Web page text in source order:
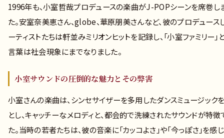
1996年も、小室哲哉プロデュースの楽曲がJ-POPシーンを席巻し
た。安室奈美恵さん、globe、華原朋美さんなど、彼のプロデュース
ーティストたちは軒並みミリオンヒットを記録し、「小室ファミリー」
言葉は社会現象にまでなりました。
小室サウンドの圧倒的な魅力とその弊害
小室さんの楽曲は、シンセサイザーを多用したダンスミュージック
とし、キャッチーなメロディと、都会的で洗練されたサウンドが特徴
た。当時の若者たちは、彼の音楽に「カッコよさ」や「今っぽさ」を感